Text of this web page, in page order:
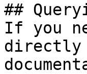
##
If you
directly